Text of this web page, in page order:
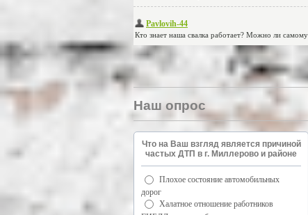
Наш опрос
Что на Ваш взгляд является причиной
частых ДТП в г. Миллерово и районе
Плохое состояние автомобильных
дорог
Халатное отношение работников